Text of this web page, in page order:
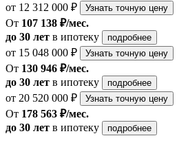
от 12 312 000 ₽ Узнать точную цену
От 107 138 ₽/мес.
до 30 лет в ипотеку подробнее
от 15 048 000 ₽ Узнать точную цену
От 130 946 ₽/мес.
до 30 лет в ипотеку подробнее
от 20 520 000 ₽ Узнать точную цену
От 178 563 ₽/мес.
до 30 лет в ипотеку подробнее